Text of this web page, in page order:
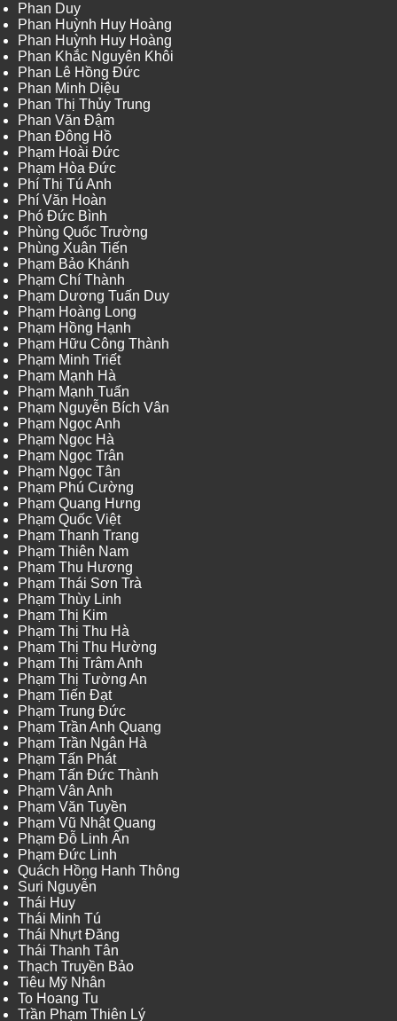
Phan Duy
Phan Huỳnh Huy Hoàng
Phan Huỳnh Huy Hoàng
Phan Khắc Nguyên Khôi
Phan Lê Hồng Đức
Phan Minh Diệu
Phan Thị Thủy Trung
Phan Văn Đậm
Phan Đông Hồ
Phạm Hoài Đức
Phạm Hòa Đức
Phí Thị Tú Anh
Phí Văn Hoàn
Phó Đức Bình
Phùng Quốc Trường
Phùng Xuân Tiến
Phạm Bảo Khánh
Phạm Chí Thành
Phạm Dương Tuấn Duy
Phạm Hoàng Long
Phạm Hồng Hạnh
Phạm Hữu Công Thành
Phạm Minh Triết
Phạm Mạnh Hà
Phạm Mạnh Tuấn
Phạm Nguyễn Bích Vân
Phạm Ngọc Anh
Phạm Ngọc Hà
Phạm Ngọc Trân
Phạm Ngọc Tân
Phạm Phú Cường
Phạm Quang Hưng
Phạm Quốc Việt
Phạm Thanh Trang
Phạm Thiên Nam
Phạm Thu Hương
Phạm Thái Sơn Trà
Phạm Thùy Linh
Phạm Thị Kim
Phạm Thị Thu Hà
Phạm Thị Thu Hường
Phạm Thị Trâm Anh
Phạm Thị Tường An
Phạm Tiến Đạt
Phạm Trung Đức
Phạm Trần Anh Quang
Phạm Trần Ngân Hà
Phạm Tấn Phát
Phạm Tấn Đức Thành
Phạm Vân Anh
Phạm Văn Tuyền
Phạm Vũ Nhật Quang
Phạm Đỗ Linh Ấn
Phạm Đức Linh
Quách Hồng Hanh Thông
Suri Nguyễn
Thái Huy
Thái Minh Tú
Thái Nhựt Đăng
Thái Thanh Tân
Thạch Truyền Bảo
Tiêu Mỹ Nhân
To Hoang Tu
Trần Phạm Thiên Lý